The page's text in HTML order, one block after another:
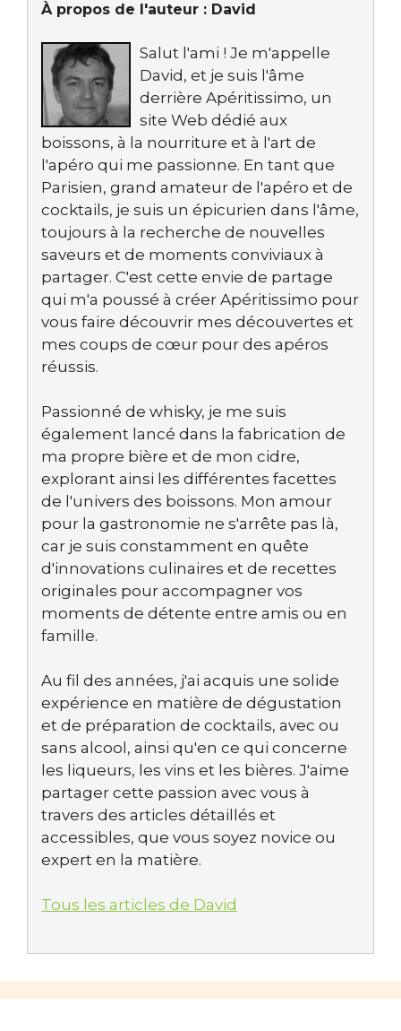
À propos de l'auteur : David
Salut l'ami ! Je m'appelle
David, et je suis l'âme
derrière Apéritissimo, un
site Web dédié aux
boissons, à la nourriture et à l'art de
l'apéro qui me passionne. En tant que
Parisien, grand amateur de l'apéro et de
cocktails, je suis un épicurien dans l'âme,
toujours à la recherche de nouvelles
saveurs et de moments conviviaux à
partager. C'est cette envie de partage
qui m'a poussé à créer Apéritissimo pour
vous faire découvrir mes découvertes et
mes coups de cœur pour des apéros
réussis.
Passionné de whisky, je me suis
également lancé dans la fabrication de
ma propre bière et de mon cidre,
explorant ainsi les différentes facettes
de l'univers des boissons. Mon amour
pour la gastronomie ne s'arrête pas là,
car je suis constamment en quête
d'innovations culinaires et de recettes
originales pour accompagner vos
moments de détente entre amis ou en
famille.
Au fil des années, j'ai acquis une solide
expérience en matière de dégustation
et de préparation de cocktails, avec ou
sans alcool, ainsi qu'en ce qui concerne
les liqueurs, les vins et les bières. J'aime
partager cette passion avec vous à
travers des articles détaillés et
accessibles, que vous soyez novice ou
expert en la matière.
Tous les articles de David